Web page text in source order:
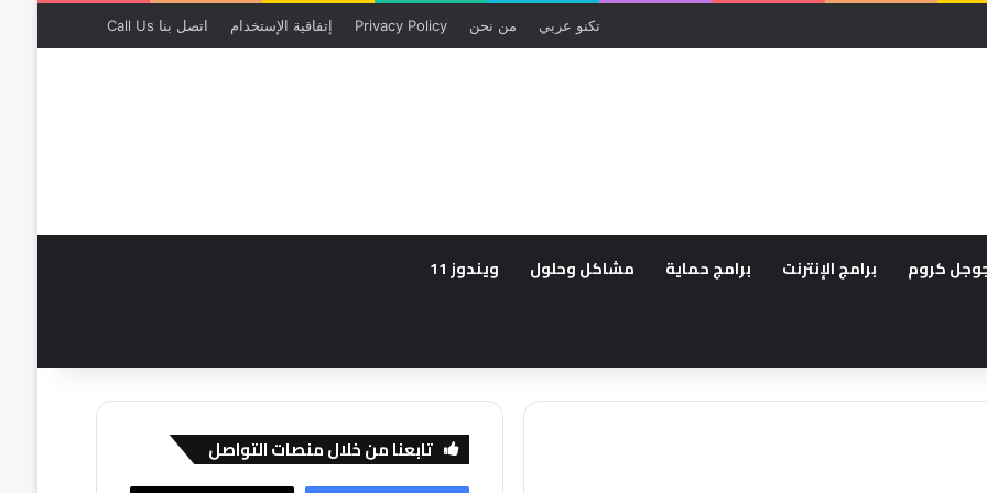
تكنو عربي من نحن Privacy Policy إتفاقية الإستخدام اتصل بنا Call Us
كروم برامج الإنترنت برامج حماية مشاكل وحلول ويندوز 11
تابعنا من خلال منصات التواصل